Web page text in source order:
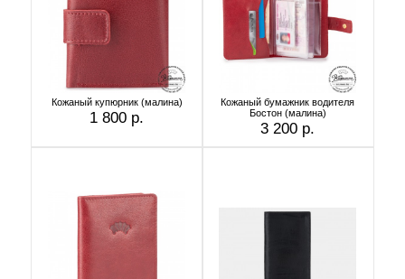
Кожаный купюрник (малина)
1 800 р.
Кожаный бумажник водителя
Бостон (малина)
3 200 р.